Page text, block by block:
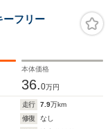
フリー
本体価格
36.0万円
走行 7.9万km
修復
なし